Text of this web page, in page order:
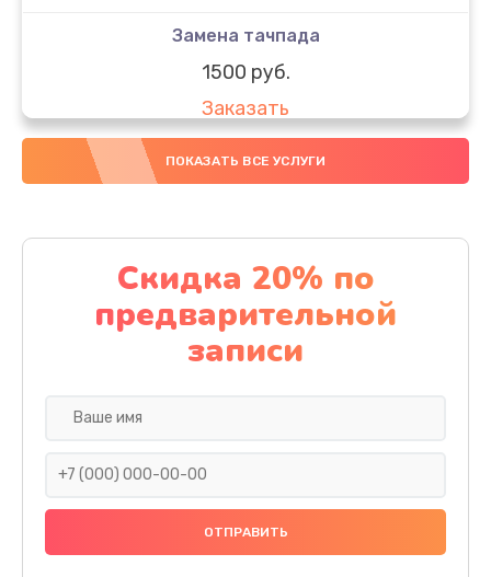
Замена тачпада
1500 руб.
Заказать
Замена южного моста
Заказать
Чистка от пыли
1060 руб.
Заказать
Ремонт подсветки
ПОКАЗАТЬ ВСЕ УСЛУГИ
Скидка 20% по
предварительной
записи